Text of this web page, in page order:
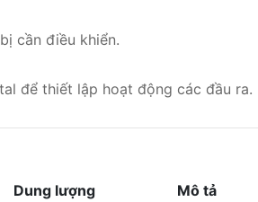
cần điều khiển.
để thiết lập hoạt động các đầu ra.
Dung lượng
Mô tả